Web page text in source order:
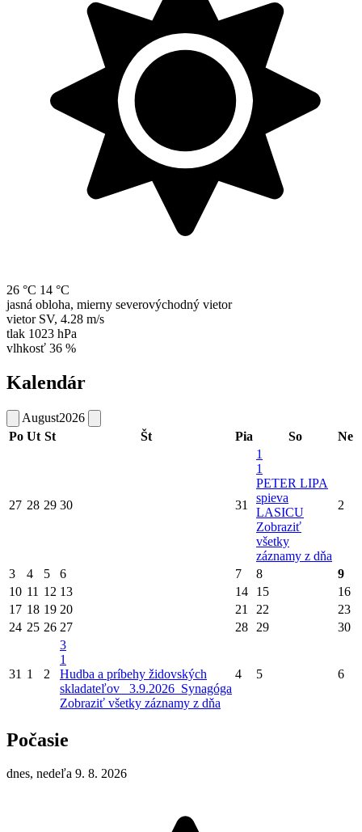
26 °C 14 °C
jasná obloha, mierny severovýchodný vietor
vietor SV, 4.28 m/s
tlak 1023 hPa
vlhkosť 36 %
Kalendár
August2026
Po Ut St Št Pia So Ne
27 28 29 30 31
1
1
PETER LIPA
spieva
LASICU
Zobraziť
všetky
záznamy z dňa
2
3 4 5 6 7 8
9
10 11 12 13 14 15
16
17 18 19 20 21 22
23
24 25 26 27 28 29 30
31 1 2
3
1
Hudba a príbehy židovských
skladateľov_ 3.9.2026_Synagóga
Zobraziť všetky záznamy z dňa
4 5 6
Počasie
dnes, nedeľa 9. 8. 2026